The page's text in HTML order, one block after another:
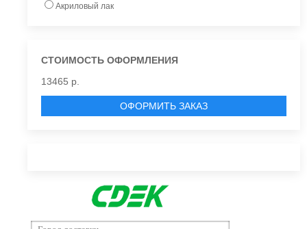
Акриловый лак
СТОИМОСТЬ ОФОРМЛЕНИЯ
13465 р.
ОФОРМИТЬ ЗАКАЗ